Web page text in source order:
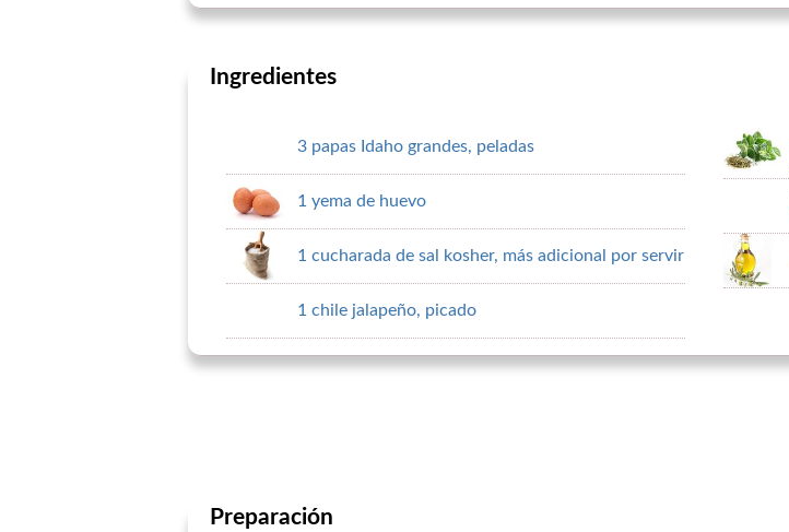
Ingredientes
3 papas Idaho grandes, peladas
1 yema de huevo
1 cucharada de sal kosher, más adicional por servir
1 chile jalapeño, picado
Preparación